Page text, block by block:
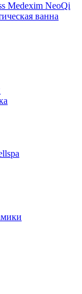
Medexim NeoQi
ванна